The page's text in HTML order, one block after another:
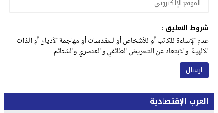
شروط التعليق :
عدم الإساءة للكاتب أو للأشخاص أو للمقدسات أو مهاجمة الأديان أو الذات
الالهية. والابتعاد عن التحريض الطائفي والعنصري والشتائم.
العرب الإقتصادية